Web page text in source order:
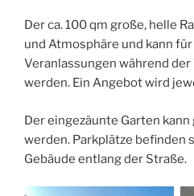
Der ca. 100 qm große, helle
und Atmosphäre und kann
Veranlassungen während
werden. Ein Angebot wird
Der eingezäunte Garten
werden. Parkplätze befinden
Gebäude entlang der Straße.